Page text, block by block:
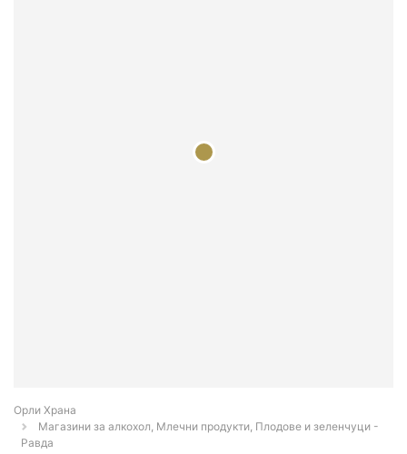
Орли Храна
Магазини за алкохол, Млечни продукти, Плодове и зеленчуци -
Равда